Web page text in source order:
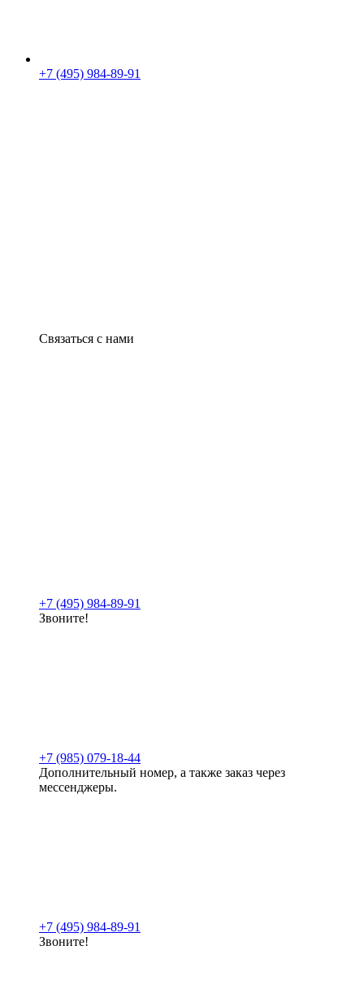
+7 (495) 984-89-91
Связаться с нами
+7 (495) 984-89-91
Звоните!
+7 (985) 079-18-44
Дополнительный номер, а также заказ через
мессенджеры.
+7 (495) 984-89-91
Звоните!